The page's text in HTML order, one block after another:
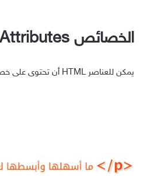
الخصائص Attributes
يمكن للعناصر HTML أن تحتوى على خصائص(Attributes)، وتظهر بالشكل التالي: